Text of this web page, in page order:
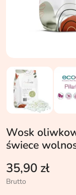
Wosk
świece
35,90 zł
Brutto